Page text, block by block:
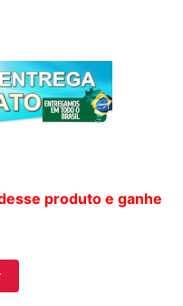
produto e ganhe